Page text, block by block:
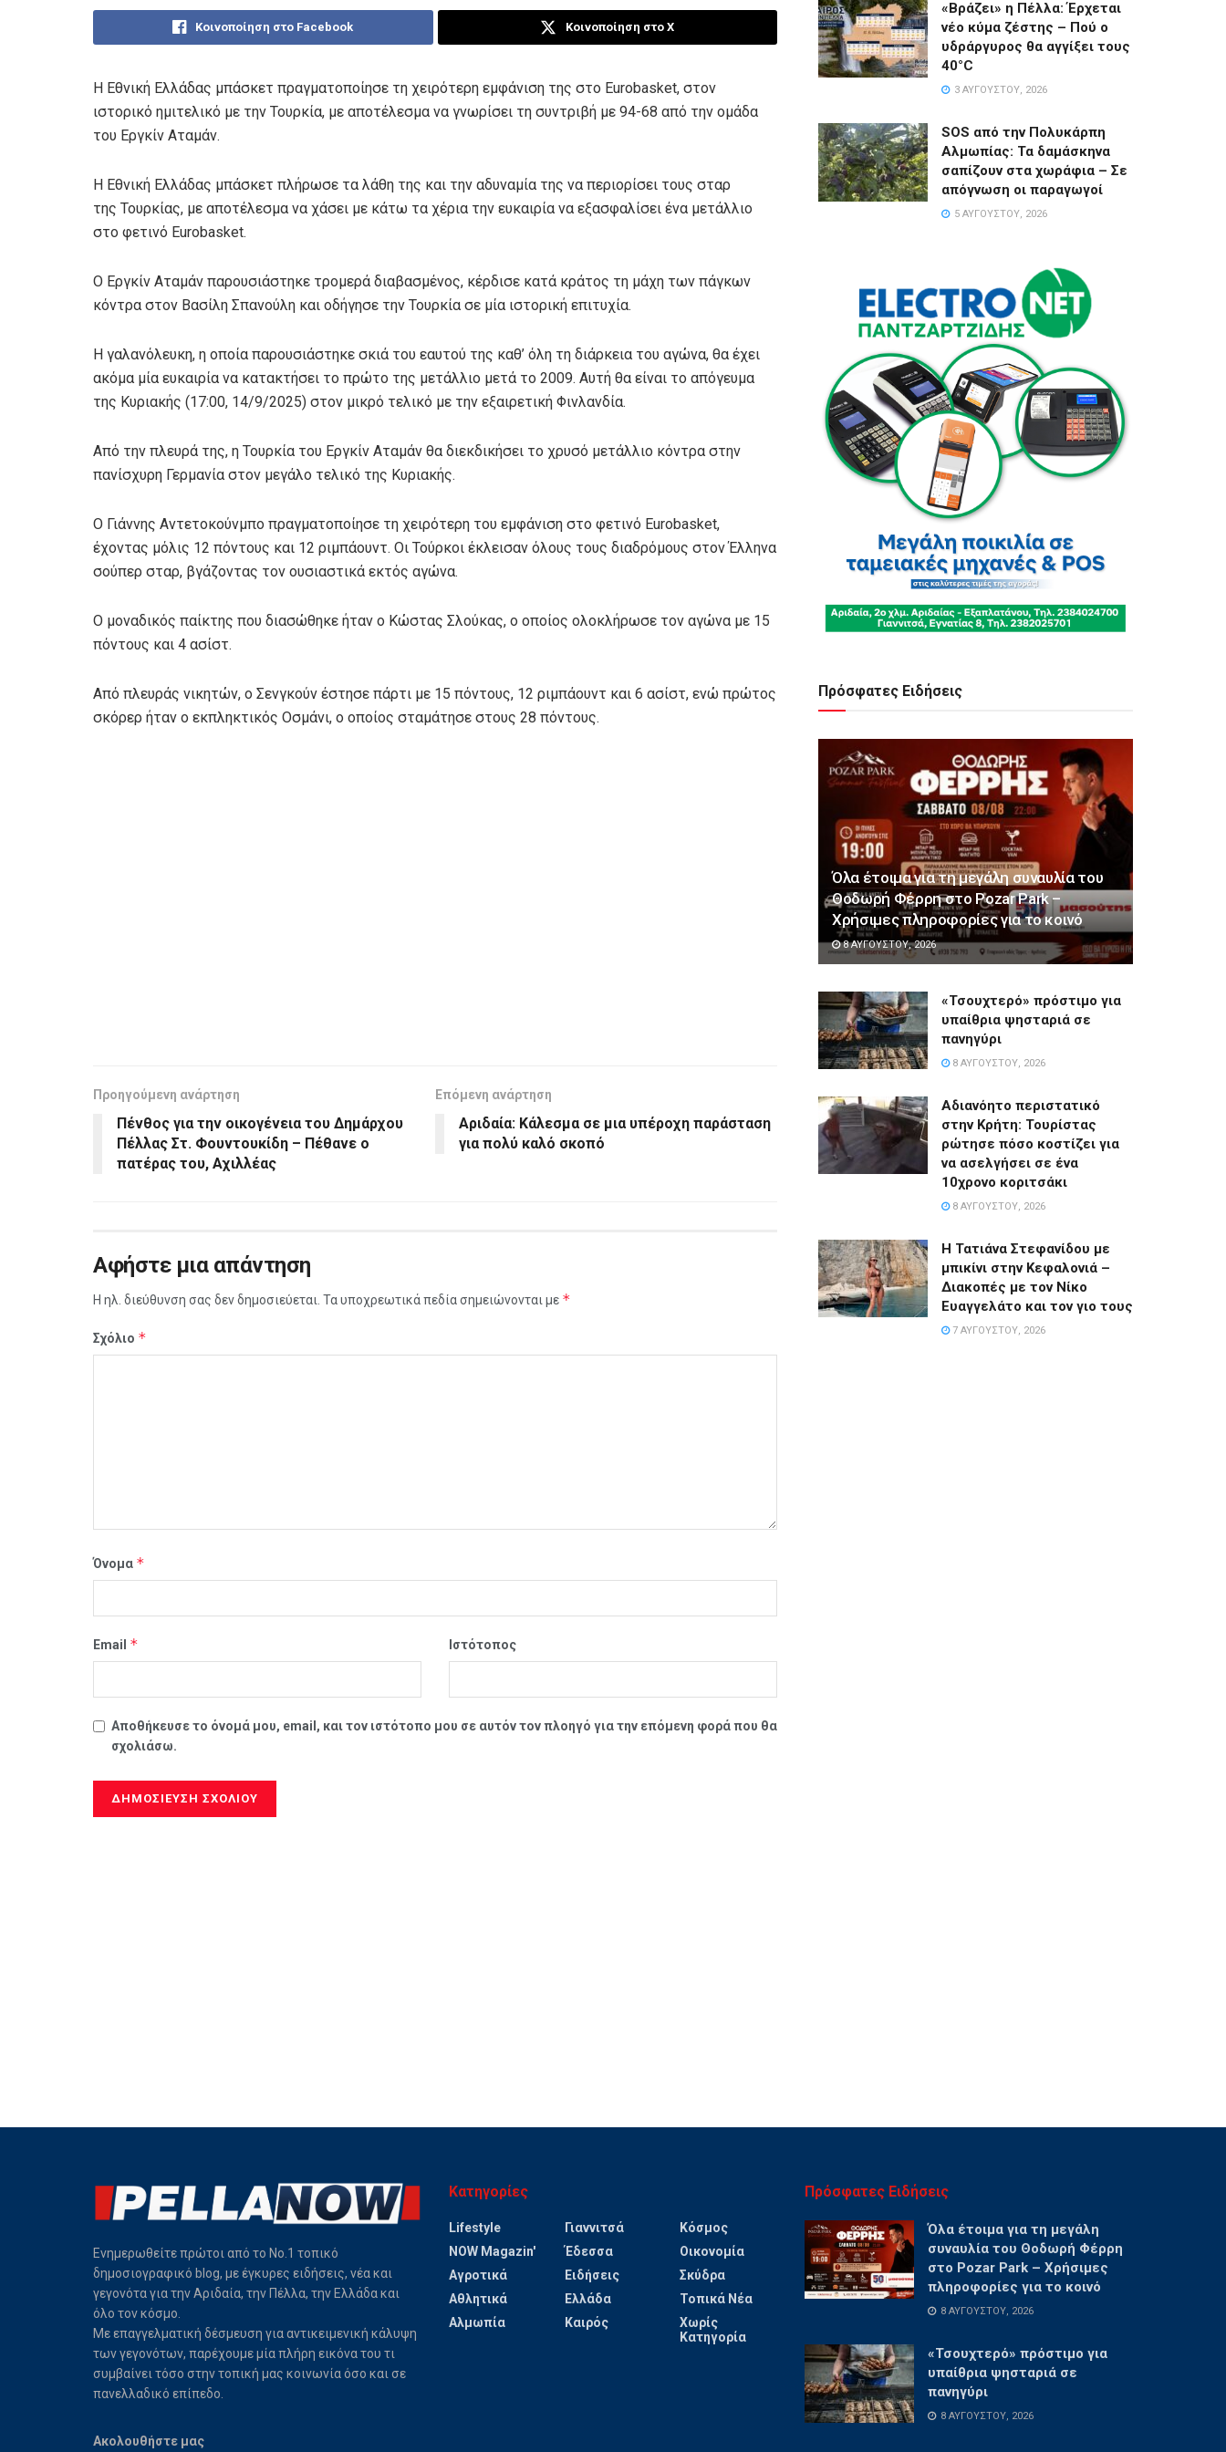
Κοινοποίηση στο Facebook Κοινοποίηση στο X
Η Εθνική Ελλάδας μπάσκετ πραγματοποίησε τη χειρότερη εμφάνιση της στο Eurobasket, στον
ιστορικό ημιτελικό με την Τουρκία, με αποτέλεσμα να γνωρίσει τη συντριβή με 94-68 από την ομάδα
του Εργκίν Αταμάν.
Η Εθνική Ελλάδας μπάσκετ πλήρωσε τα λάθη της και την αδυναμία της να περιορίσει τους σταρ
της Τουρκίας, με αποτέλεσμα να χάσει με κάτω τα χέρια την ευκαιρία να εξασφαλίσει ένα μετάλλιο
στο φετινό Eurobasket.
Ο Εργκίν Αταμάν παρουσιάστηκε τρομερά διαβασμένος, κέρδισε κατά κράτος τη μάχη των πάγκων
κόντρα στον Βασίλη Σπανούλη και οδήγησε την Τουρκία σε μία ιστορική επιτυχία.
Η γαλανόλευκη, η οποία παρουσιάστηκε σκιά του εαυτού της καθ’ όλη τη διάρκεια του αγώνα, θα έχει
ακόμα μία ευκαιρία να κατακτήσει το πρώτο της μετάλλιο μετά το 2009. Αυτή θα είναι το απόγευμα
της Κυριακής (17:00, 14/9/2025) στον μικρό τελικό με την εξαιρετική Φινλανδία.
Από την πλευρά της, η Τουρκία του Εργκίν Αταμάν θα διεκδικήσει το χρυσό μετάλλιο κόντρα στην
πανίσχυρη Γερμανία στον μεγάλο τελικό της Κυριακής.
Ο Γιάννης Αντετοκούνμπο πραγματοποίησε τη χειρότερη του εμφάνιση στο φετινό Eurobasket,
έχοντας μόλις 12 πόντους και 12 ριμπάουντ. Οι Τούρκοι έκλεισαν όλους τους διαδρόμους στον Έλληνα
σούπερ σταρ, βγάζοντας τον ουσιαστικά εκτός αγώνα.
Ο μοναδικός παίκτης που διασώθηκε ήταν ο Κώστας Σλούκας, ο οποίος ολοκλήρωσε τον αγώνα με 15
πόντους και 4 ασίστ.
Από πλευράς νικητών, ο Σενγκούν έστησε πάρτι με 15 πόντους, 12 ριμπάουντ και 6 ασίστ, ενώ πρώτος
σκόρερ ήταν ο εκπληκτικός Οσμάνι, ο οποίος σταμάτησε στους 28 πόντους.
Προηγούμενη ανάρτηση
Πένθος για την οικογένεια του Δημάρχου
Πέλλας Στ. Φουντουκίδη – Πέθανε ο
πατέρας του, Αχιλλέας
Επόμενη ανάρτηση
Αριδαία: Κάλεσμα σε μια υπέροχη παράσταση
για πολύ καλό σκοπό
Αφήστε μια απάντηση
Η ηλ. διεύθυνση σας δεν δημοσιεύεται. Τα υποχρεωτικά πεδία σημειώνονται με *
Σχόλιο *
Όνομα *
Email * Ιστότοπος
Αποθήκευσε το όνομά μου, email, και τον ιστότοπο μου σε αυτόν τον πλοηγό για την επόμενη φορά που θα
σχολιάσω.
«Βράζει» η Πέλλα: Έρχεται
νέο κύμα ζέστης – Πού ο
υδράργυρος θα αγγίξει τους
40°C
3 ΑΥΓΟΎΣΤΟΥ, 2026
SOS από την Πολυκάρπη
Αλμωπίας: Τα δαμάσκηνα
σαπίζουν στα χωράφια – Σε
απόγνωση οι παραγωγοί
5 ΑΥΓΟΎΣΤΟΥ, 2026
Πρόσφατες Ειδήσεις
Όλα έτοιμα για τη μεγάλη συναυλία του
Θοδωρή Φέρρη στο Pozar Park –
Χρήσιμες πληροφορίες για το κοινό
8 ΑΥΓΟΎΣΤΟΥ, 2026
«Τσουχτερό» πρόστιμο για
υπαίθρια ψησταριά σε
πανηγύρι
8 ΑΥΓΟΎΣΤΟΥ, 2026
Αδιανόητο περιστατικό
στην Κρήτη: Τουρίστας
ρώτησε πόσο κοστίζει για
να ασελγήσει σε ένα
10χρονο κοριτσάκι
8 ΑΥΓΟΎΣΤΟΥ, 2026
Η Τατιάνα Στεφανίδου με
μπικίνι στην Κεφαλονιά –
Διακοπές με τον Νίκο
Ευαγγελάτο και τον γιο τους
7 ΑΥΓΟΎΣΤΟΥ, 2026
Ενημερωθείτε πρώτοι από το Νο.1 τοπικό
δημοσιογραφικό blog, με έγκυρες ειδήσεις, νέα και
γεγονότα για την Αριδαία, την Πέλλα, την Ελλάδα και
όλο τον κόσμο.
Με επαγγελματική δέσμευση για αντικειμενική κάλυψη
των γεγονότων, παρέχουμε μία πλήρη εικόνα του τι
συμβαίνει τόσο στην τοπική μας κοινωνία όσο και σε
πανελλαδικό επίπεδο.
Ακολουθήστε μας
Κατηγορίες
Lifestyle
NOW Magazin'
Αγροτικά
Αθλητικά
Αλμωπία
Γιαννιτσά
Έδεσσα
Ειδήσεις
Ελλάδα
Καιρός
Κόσμος
Οικονομία
Σκύδρα
Τοπικά Νέα
Χωρίς
Κατηγορία
Πρόσφατες Ειδήσεις
Όλα έτοιμα για τη μεγάλη
συναυλία του Θοδωρή Φέρρη
στο Pozar Park – Χρήσιμες
πληροφορίες για το κοινό
8 ΑΥΓΟΎΣΤΟΥ, 2026
«Τσουχτερό» πρόστιμο για
υπαίθρια ψησταριά σε
πανηγύρι
8 ΑΥΓΟΎΣΤΟΥ, 2026